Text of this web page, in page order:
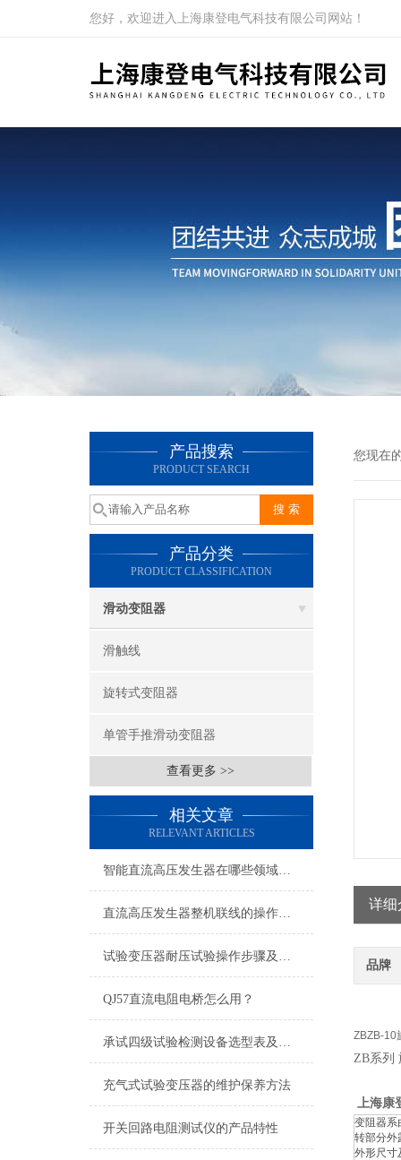
您好，欢迎进入上海康登电气科技有限公司网站！
产品搜索
PRODUCT SEARCH
产品分类
PRODUCT CLASSIFICATION
滑动变阻器
滑触线
旋转式变阻器
单管手推滑动变阻器
查看更多 >>
相关文章
RELEVANT ARTICLES
智能直流高压发生器在哪些领域有广泛的应用？
直流高压发生器整机联线的操作方法
试验变压器耐压试验操作步骤及注意事项
QJ57直流电阻电桥怎么用？
承试四级试验检测设备选型表及所需设备配置表
充气式试验变压器的维护保养方法
开关回路电阻测试仪的产品特性
您现在
详细
品牌
ZBZB-10
ZB系列
上海康
变阻器系
转部分外
外形尺寸